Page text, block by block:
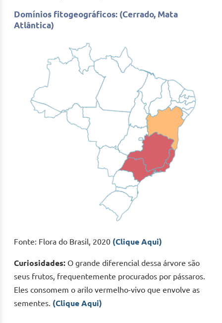
Domínios fitogeográficos: (Cerrado, Mata
Atlântica)
Fonte: Flora do Brasil, 2020 (Clique Aqui)
Curiosidades: O grande diferencial dessa árvore são
seus frutos, frequentemente procurados por pássaros.
Eles consomem o arilo vermelho-vivo que envolve as
sementes. (Clique Aqui)